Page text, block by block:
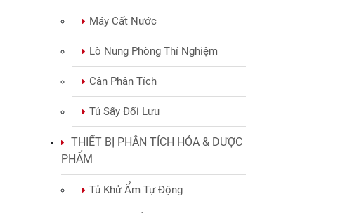
Máy Cất Nước
Lò Nung Phòng Thí Nghiệm
Cân Phân Tích
Tủ Sấy Đối Lưu
THIẾT BỊ PHÂN TÍCH HÓA & DƯỢC
PHẨM
Tủ Khử Ẩm Tự Động